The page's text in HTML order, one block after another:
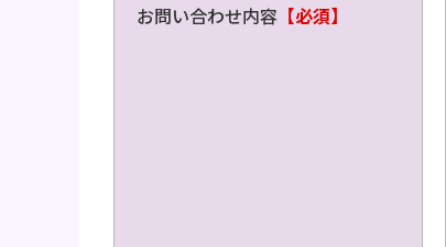
お問い合わせ内容 【必須】